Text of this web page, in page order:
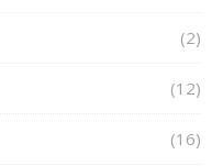
(2)
(12)
(16)